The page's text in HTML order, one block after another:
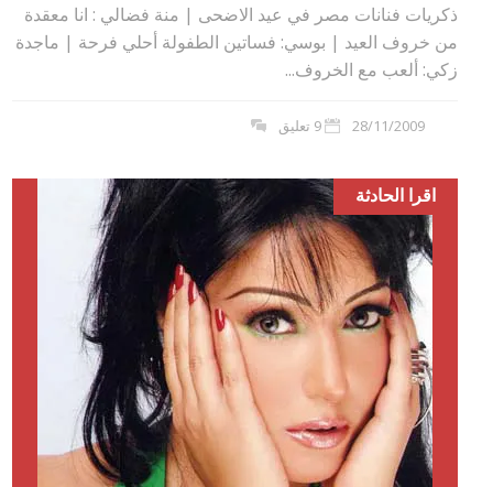
ذكريات فنانات مصر في عيد الاضحى | منة فضالي : انا معقدة
من خروف العيد | بوسي: فساتين الطفولة أحلي فرحة | ماجدة
زكي: ألعب مع الخروف...
28/11/2009 9 تعليق
اقرا الحادثة